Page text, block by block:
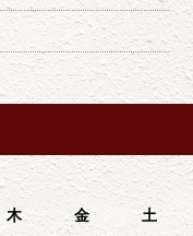
木 金 土